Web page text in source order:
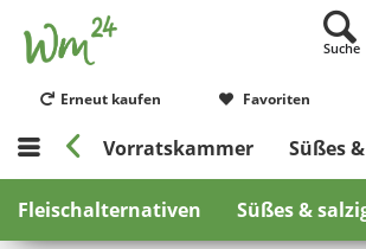
Suche
Erneut kaufen Favoriten
Vorratskammer Süßes
Fleischalternativen Süßes &
